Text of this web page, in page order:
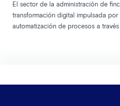
El sector de la administración de
transformación digital impulsada por
automatización de procesos a